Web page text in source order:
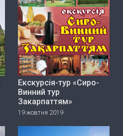
Екскурсія-тур «Сиро-
Винний тур
Закарпаттям»
19 жовтня 2019